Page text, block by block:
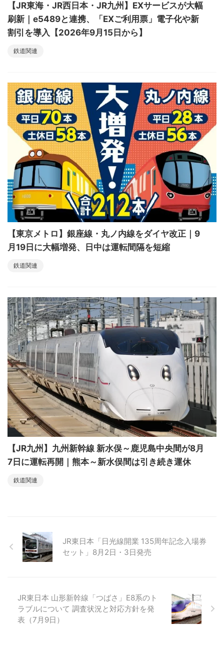
【JR東海・JR西日本・JR九州】EXサービスが大幅
刷新｜e5489と連携、「EXご利用票」電子化や新
割引を導入【2026年9月15日から】
鉄道関連
【東京メトロ】銀座線・丸ノ内線をダイヤ改正｜9
月19日に大幅増発、日中は運転間隔を短縮
鉄道関連
【JR九州】九州新幹線 新水俣～鹿児島中央間が8月
7日に運転再開｜熊本～新水俣間は引き続き運休
鉄道関連
JR東日本「日光線開業 135周年記念入場券
セット」8月2日・3日発売
JR東日本 山形新幹線「つばさ」E8系のト
ラブルについて 調査状況と対応方針を発
表（7月9日）